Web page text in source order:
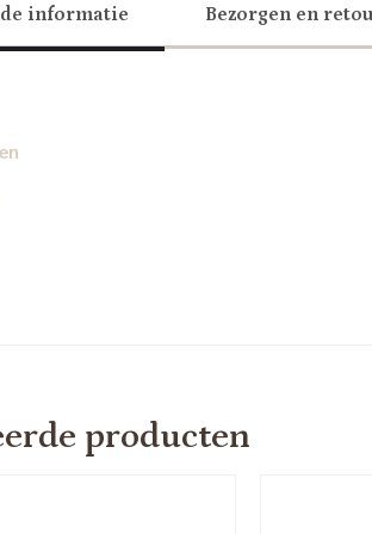
informatie Bezorgen en
producten